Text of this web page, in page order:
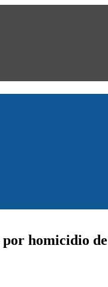
homicidio